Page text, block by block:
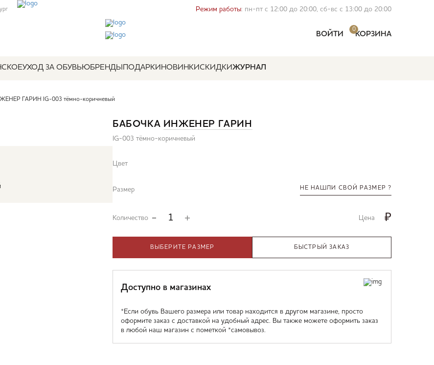
Режим работы: пн-пт с 12:00 до 20:00, сб-вс с 13:00 до 20:00
ВОЙТИ
0
КОРЗИНА
УХОД ЗА ОБУВЬЮБРЕНДЫ ПОДАРКИ НОВИНКИСКИДКИЖУРНАЛ
ГАРИН IG-003 тёмно-коричневый
БАБОЧКА ИНЖЕНЕР ГАРИН
IG-003 тёмно-коричневый
Цвет
Размер НЕ НАШЛИ СВОЙ РАЗМЕР ?
Количество Цена ₽
ВЫБЕРИТЕ РАЗМЕР БЫСТРЫЙ ЗАКАЗ
Доступно в магазинах
*Если обувь Вашего размера или товар находится в другом магазине, просто
оформите заказ с доставкой на удобный адрес. Вы также можете оформить заказ
в любой наш магазин с пометкой *самовывоз.